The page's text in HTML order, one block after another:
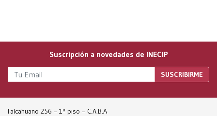
Suscripción a novedades de INECIP
Talcahuano 256 – 1º piso – C.A.B.A